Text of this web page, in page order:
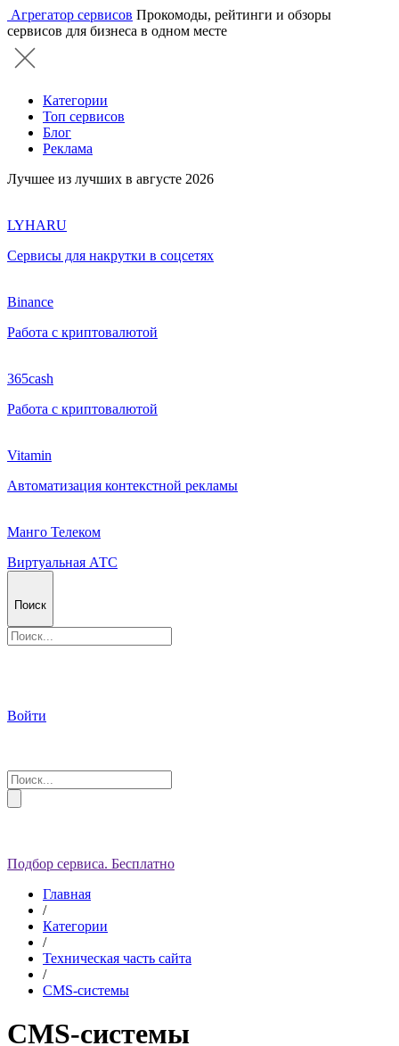
Агрегатор сервисов Прокомоды, рейтинги и обзоры
сервисов для бизнеса в одном месте
Категории
Топ сервисов
Блог
Реклама
Лучшее из лучших в августе 2026
LYHARU
Сервисы для накрутки в соцсетях
Binance
Работа с криптовалютой
365cash
Работа с криптовалютой
Vitamin
Автоматизация контекстной рекламы
Манго Телеком
Виртуальная АТС
Поиск
Войти
Подбор сервиса. Бесплатно
Главная
/
Категории
/
Техническая часть сайта
/
CMS-системы
CMS-системы